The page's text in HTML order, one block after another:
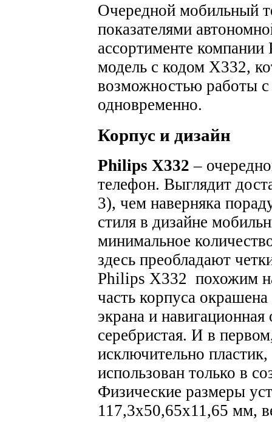
Очередной мобильный
показателями
ассортименте
модель с кодом X332,
возможностью работы
одновременно.
Корпус и дизайн
Philips X332 –
телефон. Выглядит
3), чем наверняка
стиля в дизайне
минимальное
здесь преобладают
Philips X332 похожим
часть корпуса
экрана и
серебристая. И в
исключительно
использован только в
Физические размеры
117,3х50,65х11,65 мм,